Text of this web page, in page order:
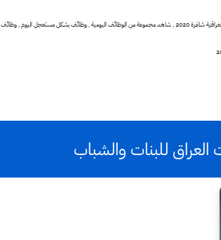
28 - 1 - 2020 وظائف عراقية , مجموعة وظائف في العراق 2020 , مجموعة وظائف 2020 , وظائف جديد مجموعة وظائف , المجموعة وظائف في شركات اهلية , تعيينات العراق , وظائف في المحافظات العراقية شاغرة 2020 , شاهد مجموعة من الوظائف اليومية , وظائف بشكل مستعجل اليوم , وظائف